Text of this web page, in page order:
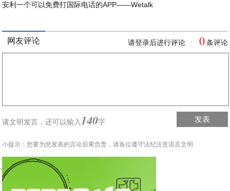
安利一个可以免费打国际电话的APP——Wetalk
网友评论 请登录后进行评论 0 条评论
请文明发言，还可以输入 140字 发表
小提示：您要为您发表的言论后果负责，请各位遵守法纪注意语言文明